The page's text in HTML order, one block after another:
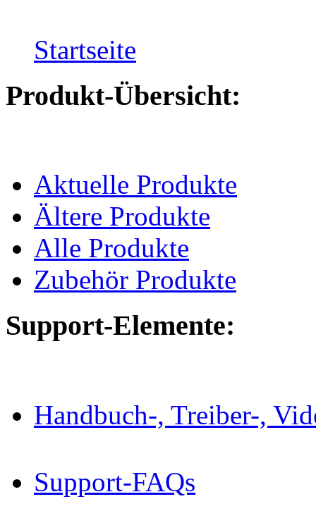
Startseite
Produkt-Übersicht:
Aktuelle Produkte
Ältere Produkte
Alle Produkte
Zubehör Produkte
Support-Elemente:
Handbuch-, Treiber-,
Support-FAQs